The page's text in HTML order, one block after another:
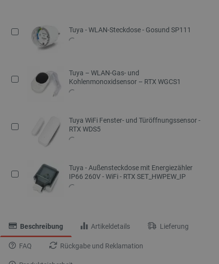
Tuya - WLAN-Steckdose - Gosund SP111
Tuya – WLAN-Gas- und
Kohlenmonoxidsensor – RTX WGCS1
Tuya WiFi Fenster- und Türöffnungssensor -
RTX WDS5
Tuya - Außensteckdose mit Energiezähler
IP66 260V - WiFi - RTX SET_HWPEW_IP
Beschreibung Artikeldetails Lieferung
FAQ Rückgabe und Reklamation